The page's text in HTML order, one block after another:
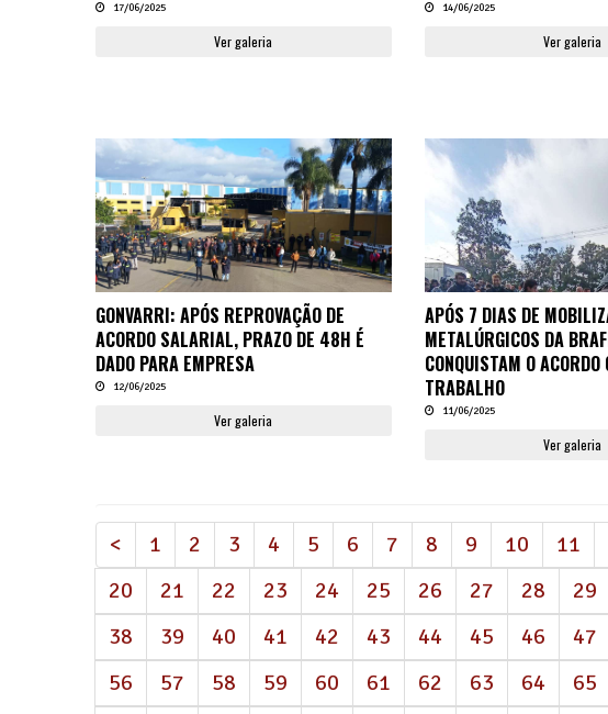
17/06/2025
Ver galeria
14/06/2025
Ver galeria
GONVARRI: APÓS REPROVAÇÃO DE
ACORDO SALARIAL, PRAZO DE 48H É
DADO PARA EMPRESA
12/06/2025
Ver galeria
APÓS 7 DIAS DE
METALÚRGICOS DA
CONQUISTAM O ACORDO
TRABALHO
11/06/2025
Ver galeria
< 1 2 3 4 5 6 7 8 9 10 11
20
21 22 23 24 25 26 27 28 29
38
39 40 41 42 43 44 45 46 47
56
57 58 59 60 61 62 63 64 65